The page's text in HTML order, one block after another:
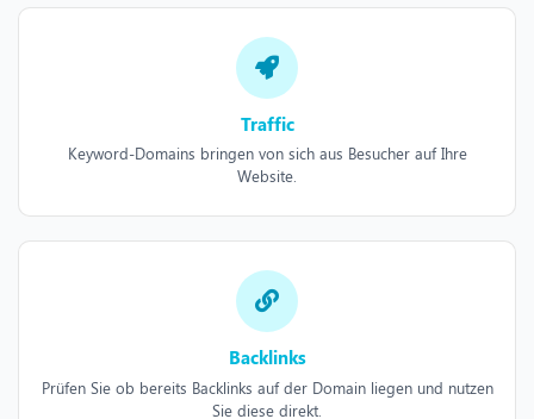
Traffic
Keyword-Domains bringen von sich aus Besucher auf Ihre
Website.
Backlinks
Prüfen Sie ob bereits Backlinks auf der Domain liegen und nutzen
Sie diese direkt.